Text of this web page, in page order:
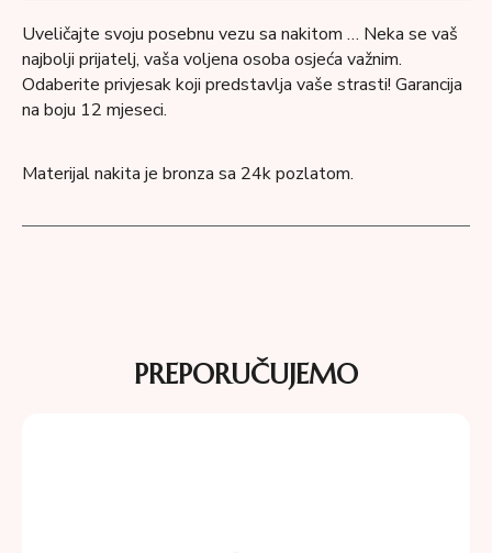
Uveličajte svoju posebnu vezu sa nakitom … Neka se vaš
najbolji prijatelj, vaša voljena osoba osjeća važnim.
Odaberite privjesak koji predstavlja vaše strasti! Garancija
na boju 12 mjeseci.
Materijal nakita je bronza sa 24k pozlatom.
PREPORUČUJEMO